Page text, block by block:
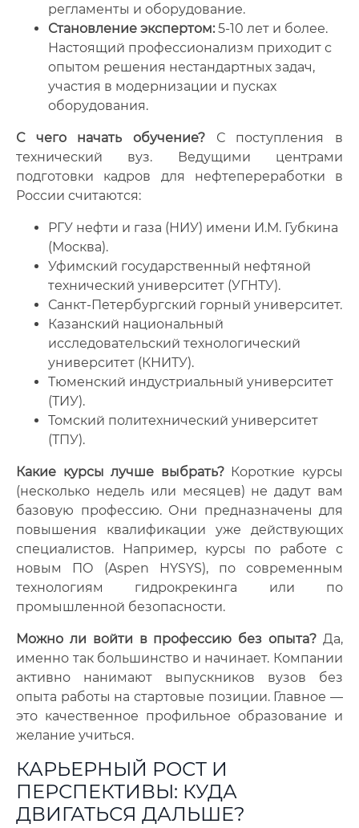
регламенты и оборудование.
Становление экспертом:5-10 лет и более.
Настоящий профессионализм приходит с
опытом решения нестандартных задач,
участия в модернизации и пусках
оборудования.
С чего начать обучение? С поступления в
технический вуз. Ведущими центрами
подготовки кадров для нефтепереработки в
России считаются:
РГУ нефти и газа (НИУ) имени И.М. Губкина
(Москва).
Уфимский государственный нефтяной
технический университет (УГНТУ).
Санкт-Петербургский горный университет.
Казанский национальный
исследовательский технологический
университет (КНИТУ).
Тюменский индустриальный университет
(ТИУ).
Томский политехнический университет
(ТПУ).
Какие курсы лучше выбрать?Короткие курсы
(несколько недель или месяцев) не дадут вам
базовую профессию. Они предназначены для
повышения квалификации уже действующих
специалистов. Например, курсы по работе с
новым ПО (Aspen HYSYS), по современным
технологиям гидрокрекинга или по
промышленной безопасности.
Можно ли войти в профессию без опыта? Да,
именно так большинство и начинает. Компании
активно нанимают выпускников вузов без
опыта работы на стартовые позиции. Главное —
это качественное профильное образование и
желание учиться.
КАРЬЕРНЫЙ РОСТ И
ПЕРСПЕКТИВЫ: КУДА
ДВИГАТЬСЯ ДАЛЬШЕ?